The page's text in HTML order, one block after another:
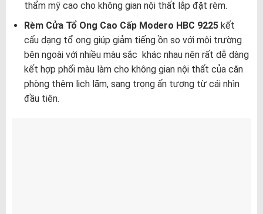
thẩm mỹ cao cho không gian nội thất lắp đặt rèm.
Rèm Cửa Tổ Ong Cao Cấp Modero HBC 9225kết
cấu dạng tổ ong giúp giảm tiếng ồn so với môi trường
bên ngoài với nhiều màu sắc khác nhau nên rất dễ dàng
kết hợp phối màu làm cho không gian nội thất của căn
phòng thêm lịch lãm, sang trọng ấn tượng từ cái nhìn
đầu tiên.